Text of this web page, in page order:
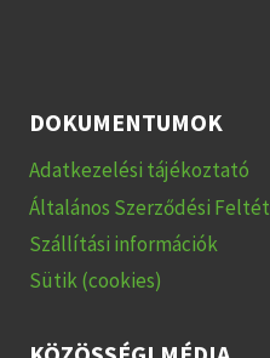
DOKUMENTUMOK
Adatkezelési tájékoztató
Általános Szerződési
Szállítási információk
Sütik (cookies)